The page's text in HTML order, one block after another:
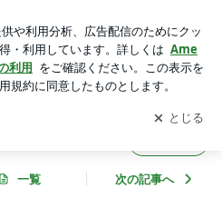
グの更新通知
を受け取りまし
開く
一覧 次の記事へ